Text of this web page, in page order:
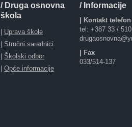
/ Druga osnovna
škola
| Uprava škole
| Stručni saradnici
| Školski odbor
| Opće informacije
/ Informacije
| Kontakt telefon
tel: +387 33 /
| Fax
033/514-137